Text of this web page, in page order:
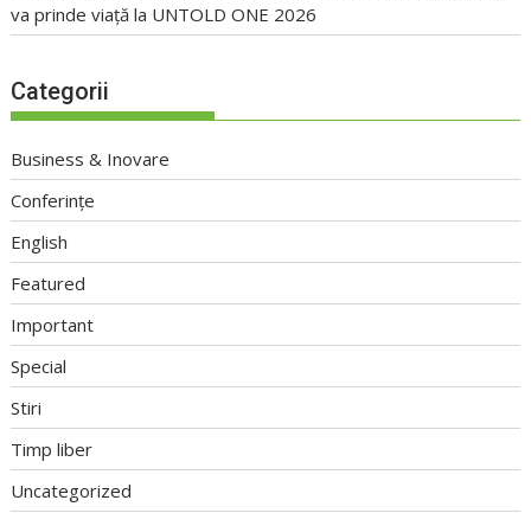
va prinde viață la UNTOLD ONE 2026
Categorii
Business & Inovare
Conferințe
English
Featured
Important
Special
Stiri
Timp liber
Uncategorized